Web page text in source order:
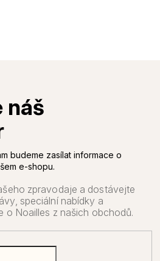
budeme zasílat informace o
e-shopu.